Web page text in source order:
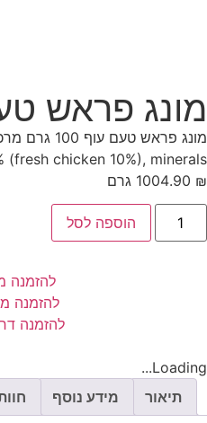
מונג פראש
(fresh chicken 10%), minerals
4.90 ₪ 100 גרם
הוספה לסל
להזמנה
להזמנה
להזמנה
Loading...
תיאור
מידע נוסף